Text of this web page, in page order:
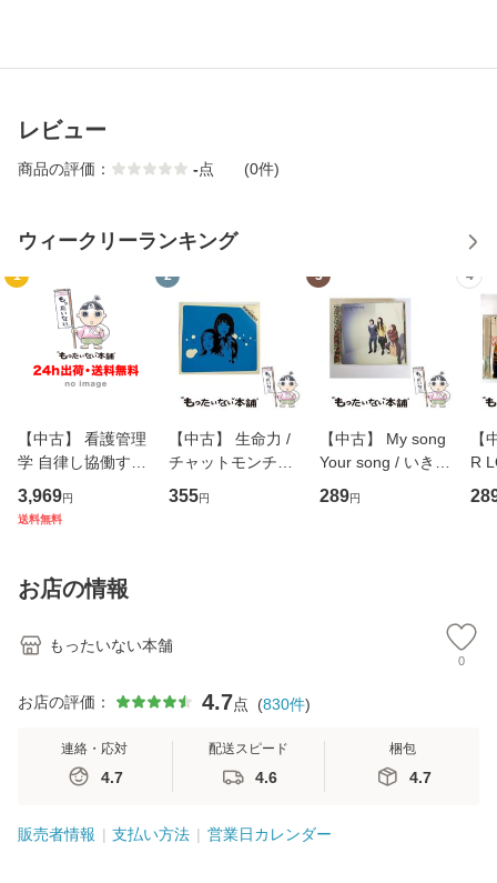
レビュー
商品の評価： -点 (0件)
ウィークリーランキング
1
【中古】 看護管理
学 自律し協働する
専門職の看護マネ
ジメントスキル 改
恵 藤本幸三 / 南江
堂 [単行
3,969円
送料無料
2
【中古】 生命力 /
チャットモンチー /
キューンレコード
[CD]【メール便送
355円
3
【中古】 My song
Your song / いきも
のがかり / [CD]
【メール便送料無
289円
4
【
R
産
お店の情報
もったいない本舗
0
お店の評価： 4.7点 (830件)
連絡・応対
4.7
配送スピード
4.6
梱包
4.7
販売者情報 支払い方法 営業日カレンダー